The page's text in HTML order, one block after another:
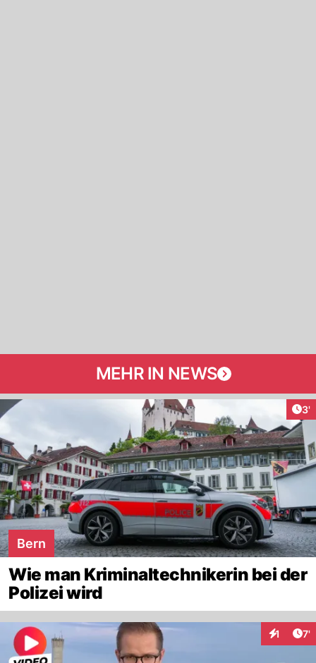
MEHR IN NEWS
3'
Bern
Wie man Kriminaltechnikerin bei der
Polizei wird
1 7'